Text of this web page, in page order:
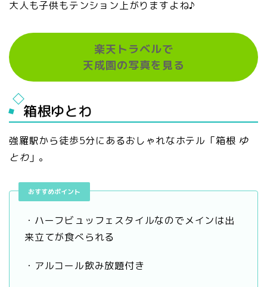
大人も子供もテンション上がりますよね♪
楽天トラベルで
天成園の写真を見る
箱根ゆとわ
強羅駅から徒歩5分にあるおしゃれなホテル「箱根 ゆ
とわ」。
おすすめポイント
・ハーフビュッフェスタイルなのでメインは出
来立てが食べられる
・アルコール飲み放題付き